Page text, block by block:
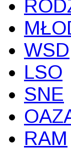
WSD
LSO
SNE
RAM